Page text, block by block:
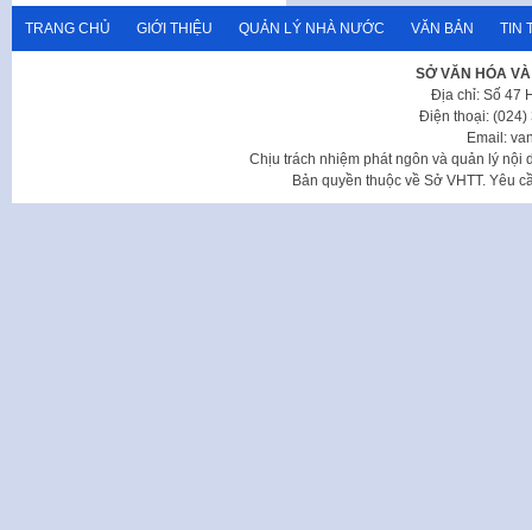
TRANG CHỦ GIỚI THIỆU QUẢN LÝ NHÀ NƯỚC VĂN BẢN TIN
SỞ VĂN HÓA
Địa chỉ: Số 47
Điện thoại: (024)
Email:
Chịu trách nhiệm phát ngôn và quản lý nội
Bản quyền thuộc về Sở VHTT. Yêu